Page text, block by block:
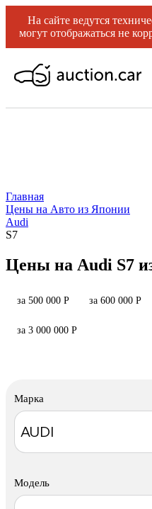
На сайте ведутся
могут отображаться не
Главная
Цены на Авто из Японии
Audi
S7
Цены на Audi S7
за 500 000 Р за 600 000 Р
за 3 000 000 Р
Марка
Модель